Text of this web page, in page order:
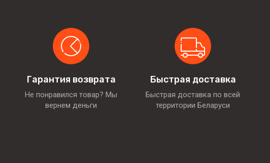
Гарантия возврата
Не понравился товар? Мы
вернем деньги
Быстрая доставка
Быстрая доставка по всей
территории Беларуси